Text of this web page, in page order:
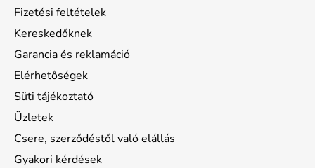
Fizetési feltételek
Kereskedőknek
Garancia és reklamáció
Elérhetőségek
Süti tájékoztató
Üzletek
Csere, szerződéstől való elállás
Gyakori kérdések